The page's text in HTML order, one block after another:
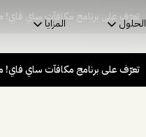
الحلول المزايا
تعرّف على برنامج مكافآت ساي
تعرّف على برنامج مكافآت ساي